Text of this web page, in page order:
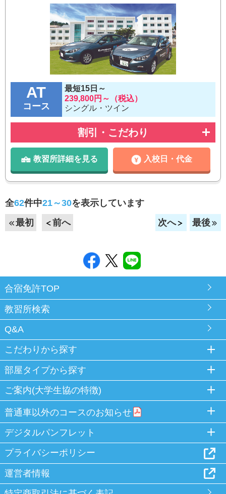
AT
コース
最短15日～
239,800円～（税込）
シングル・ツイン
割引・こだわり
教習所詳細を見る 入校日・代金
全62件中21～30を表示しています
最初
前へ 次へ 最後
合宿免許TOP
教習所検索
Q&A
こだわりから探す
部屋タイプから探す
ご案内(大学生協の特徴)
普通車以外のコースのお知らせ
デジタルパンフレット
プライバシーポリシー
運営者情報